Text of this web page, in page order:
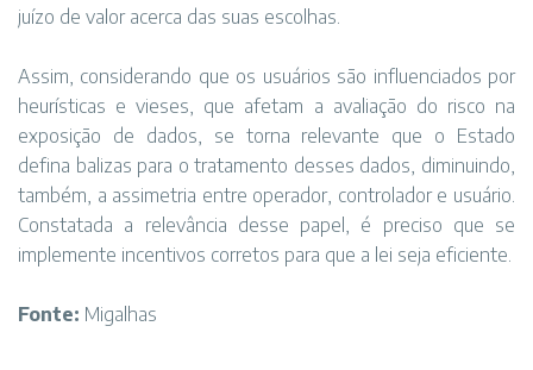
juízo de valor acerca das suas escolhas.
Assim, considerando que os usuários são influenciados por
heurísticas e vieses, que afetam a avaliação do risco na
exposição de dados, se torna relevante que o Estado
defina balizas para o tratamento desses dados, diminuindo,
também, a assimetria entre operador, controlador e usuário.
Constatada a relevância desse papel, é preciso que se
implemente incentivos corretos para que a lei seja eficiente.
Fonte: Migalhas